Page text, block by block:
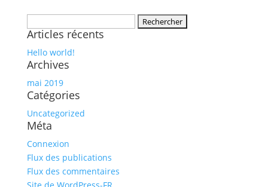
Articles récents
Hello world!
Archives
mai 2019
Catégories
Uncategorized
Méta
Connexion
Flux des publications
Flux des commentaires